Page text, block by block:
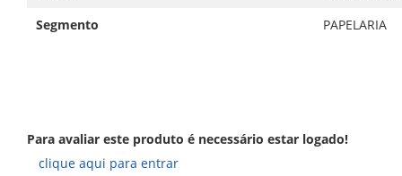
Segmento
PAPELARIA
Para avaliar este produto é necessário estar logado!
clique aqui para entrar